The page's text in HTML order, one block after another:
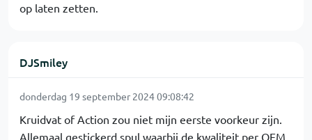
op laten zetten.
DJSmiley
donderdag 19 september 2024 09:08:42
Kruidvat of Action zou niet mijn eerste voorkeur zijn.
Allemaal gestickerd spul waarbij de kwaliteit per OEM